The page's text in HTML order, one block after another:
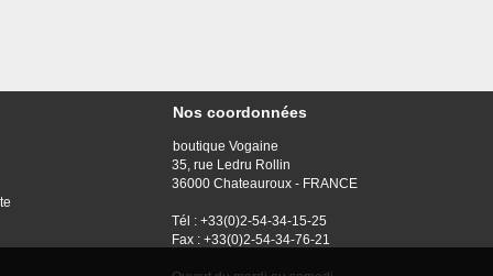
Nos coordonnées
boutique Vogaine
35, rue Ledru Rollin
36000 Chateauroux - FRANCE
Tél : +33(0)2-54-34-15-25
Fax : +33(0)2-54-34-76-21